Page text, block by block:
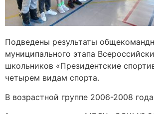
Подведены результаты
муниципального этапа
школьников «Президентские
четырем видам спорта.
В возрастной группе 2006-2008